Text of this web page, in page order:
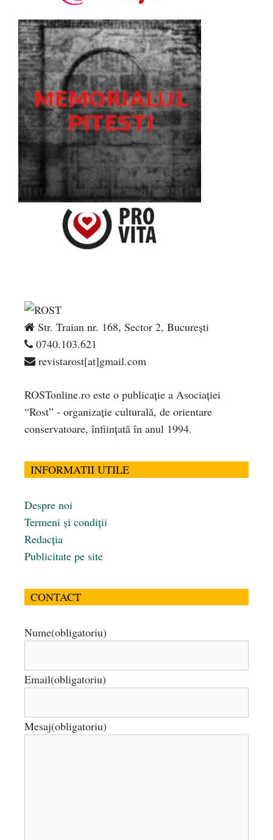
Str. Traian nr. 168, Sector 2, București
0740.103.621
revistarost[at]gmail.com
ROSTonline.ro este o publicaţie a Asociaţiei
“Rost” - organizaţie culturală, de orientare
conservatoare, înfiinţată în anul 1994.
INFORMATII UTILE
Despre noi
Termeni și condiții
Redacția
Publicitate pe site
CONTACT
Nume(obligatoriu)
Email(obligatoriu)
Mesaj(obligatoriu)